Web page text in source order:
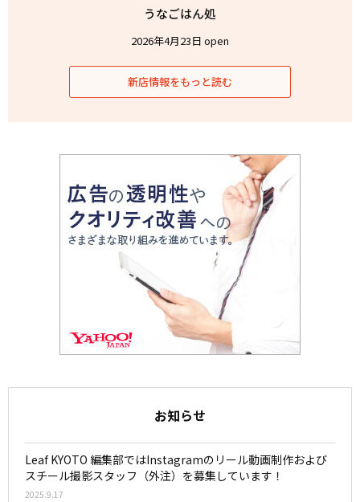
うなごはん処
2026年4月23日 open
新店情報をもっと読む
お知らせ
Leaf KYOTO 編集部ではInstagramのリール動画制作および
スチール撮影スタッフ（外注）を募集しています！
2025.9.17